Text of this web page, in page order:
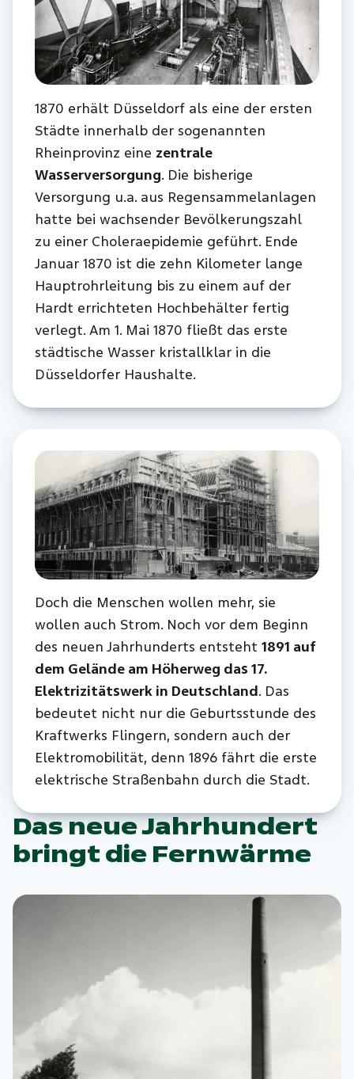
1870 erhält Düsseldorf als eine der ersten
Städte innerhalb der sogenannten
Rheinprovinz eine zentrale
Wasserversorgung. Die bisherige
Versorgung u.a. aus Regensammelanlagen
hatte bei wachsender Bevölkerungszahl
zu einer Choleraepidemie geführt. Ende
Januar 1870 ist die zehn Kilometer lange
Hauptrohrleitung bis zu einem auf der
Hardt errichteten Hochbehälter fertig
verlegt. Am 1. Mai 1870 fließt das erste
städtische Wasser kristallklar in die
Düsseldorfer Haushalte.
Doch die Menschen wollen mehr, sie
wollen auch Strom. Noch vor dem Beginn
des neuen Jahrhunderts entsteht 1891 auf
dem Gelände am Höherweg das 17.
Elektrizitätswerk in Deutschland . Das
bedeutet nicht nur die Geburtsstunde des
Kraftwerks Flingern, sondern auch der
Elektromobilität, denn 1896 fährt die erste
elektrische Straßenbahn durch die Stadt.
Das neue Jahrhundert
bringt die Fernwärme